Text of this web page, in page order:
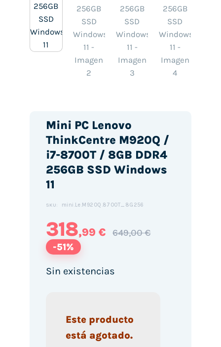
Mini PC Lenovo
ThinkCentre M920Q /
i7-8700T / 8GB DDR4
256GB SSD Windows
11
SKU: mini.Le.M920Q.8700T_8G256
318,99 € 649,00 €
-51%
Sin existencias
Este producto
está agotado.